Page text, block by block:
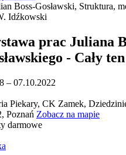
prac Juliana
- Cały
– 07.10.2022
Piekary, CK Zamek,
Poznań Zobacz na mapie
darmowe